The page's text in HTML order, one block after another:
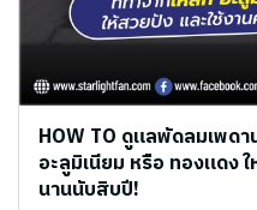
HOW TO ดูแลพัดลมเพด
อะลูมิเนียม หรือ ทองแดง
นานนับสิบปี!